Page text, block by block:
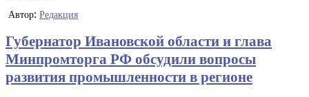
Автор: Редакция
Губернатор Ивановской области и глава
Минпромторга РФ обсудили вопросы
развития промышленности в регионе